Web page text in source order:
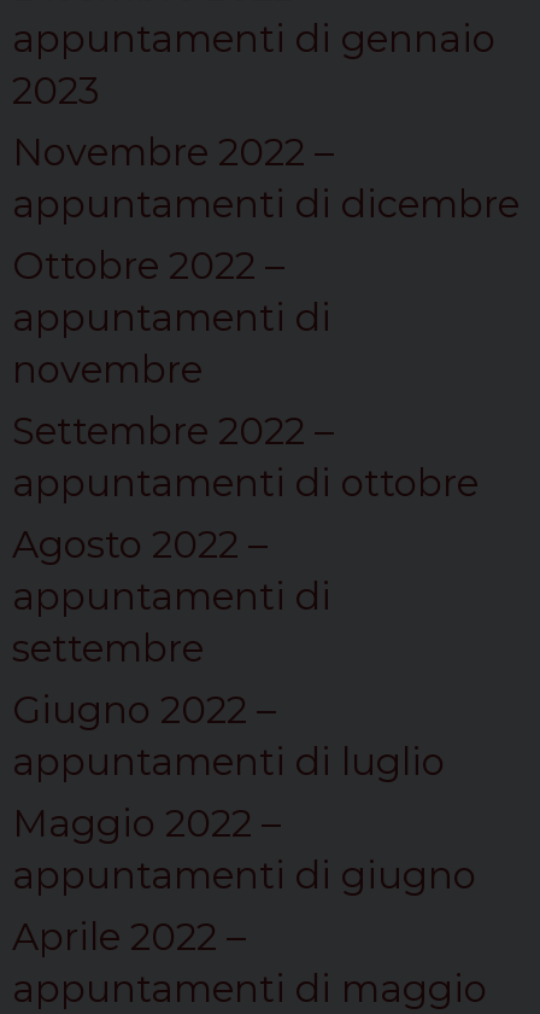
appuntamenti di gennaio
2023
Novembre 2022 –
appuntamenti di dicembre
Ottobre 2022 –
appuntamenti di
novembre
Settembre 2022 –
appuntamenti di ottobre
Agosto 2022 –
appuntamenti di
settembre
Giugno 2022 –
appuntamenti di luglio
Maggio 2022 –
appuntamenti di giugno
Aprile 2022 –
appuntamenti di maggio